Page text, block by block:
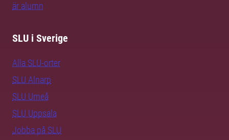
är alumn
SLU i Sverige
Alla SLU-orter
SLU Alnarp
SLU Umeå
SLU Uppsala
Jobba på SLU